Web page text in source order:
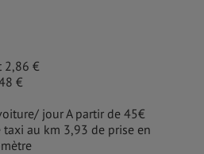
2,86 €
€
jour A partir de 45€
taxi au km 3,93 de prise en